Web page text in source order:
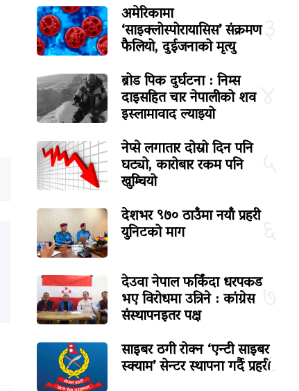
३
अमेरिकामा
‘साइक्लोस्पोरायासिस’ संक्रमण
फैलियो, दुईजनाको मृत्यु
ब्रोड पिक दुर्घटना : निम्स
दाइसहित चार नेपालीको शव
इस्लामावाद ल्याइयो
नेप्से लगातार दोस्रो दिन पनि
घट्यो, कारोबार रकम पनि
खुम्चियो
देशभर ९७० ठाउँमा नयाँ प्रहरी
युनिटको माग
७
देउवा नेपाल फर्किंदा धरपकड
भए विरोधमा उत्रिने : कांग्रेस
संस्थापनइतर पक्ष
८
साइबर ठगी रोक्न ‘एन्टी साइबर
स्क्याम’ सेन्टर स्थापना गर्दै प्रहरी